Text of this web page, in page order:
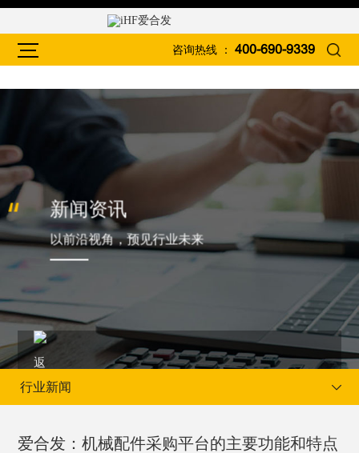
咨询热线 ： 400-690-9339
新闻资讯
以前沿视角，预见行业未来
行业新闻
爱合发：机械配件采购平台的主要功能和特点